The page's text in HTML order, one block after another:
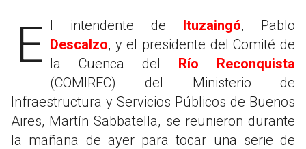
El intendente de Ituzaingó, Pablo
Descalzo, y el presidente del Comité de
la Cuenca del Río Reconquista
(COMIREC) del Ministerio de
Infraestructura y Servicios Públicos de Buenos
Aires, Martín Sabbatella, se reunieron durante
la mañana de ayer para tocar una serie de